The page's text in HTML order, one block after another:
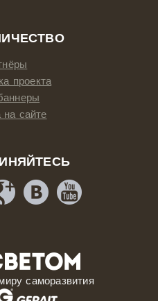
проекта
сайте
саморазвития